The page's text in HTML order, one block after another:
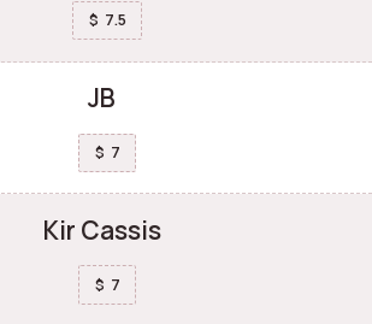
$ 7.5
JB
$ 7
Kir Cassis
$ 7